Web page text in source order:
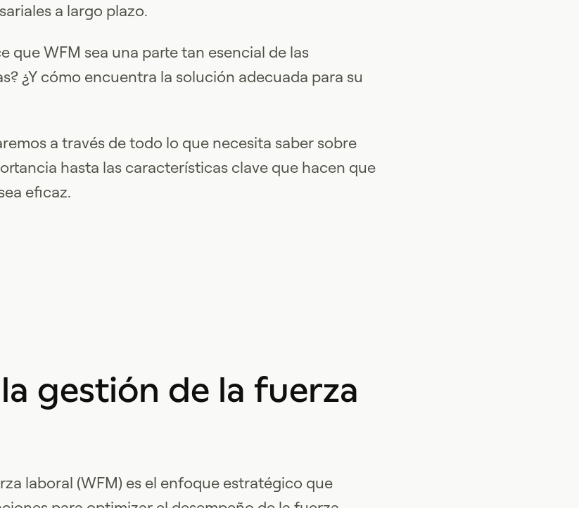
a largo plazo.
que WFM sea una parte tan esencial de las
¿Y cómo encuentra la solución adecuada para su
a través de todo lo que necesita saber sobre
hasta las características clave que hacen que
eficaz.
gestión de la fuerza
laboral (WFM) es el enfoque estratégico que